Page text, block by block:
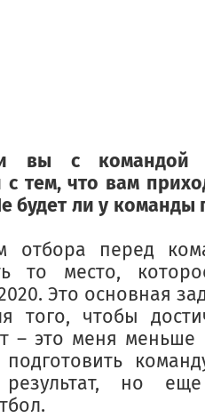
вы с командой
с тем, что вам
будет ли у команды
отбора перед
то место,
Это основная
того, чтобы
– это меня меньше
результат, но